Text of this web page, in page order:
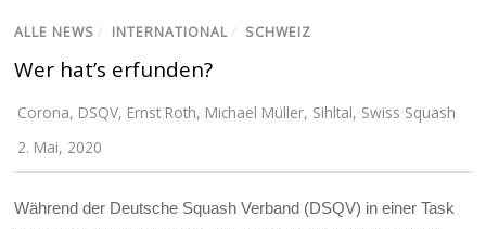
ALLE NEWS / INTERNATIONAL / SCHWEIZ
Wer hat’s erfunden?
Corona, DSQV, Ernst Roth, Michael Müller, Sihltal, Swiss Squash
2. Mai, 2020
Während der Deutsche Squash Verband (DSQV) in einer Task